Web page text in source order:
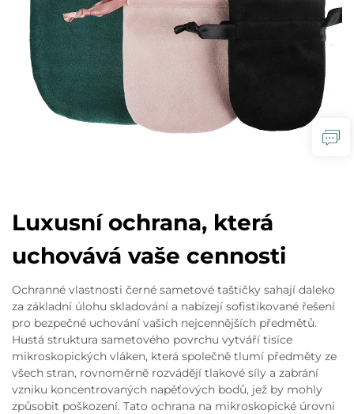
Luxusní ochrana, která
uchovává vaše cennosti
Ochranné vlastnosti černé sametové taštičky sahají daleko
za základní úlohu skladování a nabízejí sofistikované řešení
pro bezpečné uchování vašich nejcennějších předmětů.
Hustá struktura sametového povrchu vytváří tisíce
mikroskopických vláken, která společně tlumí předměty ze
všech stran, rovnoměrně rozvádějí tlakové síly a zabrání
vzniku koncentrovaných napěťových bodů, jež by mohly
způsobit poškození. Tato ochrana na mikroskopické úrovni